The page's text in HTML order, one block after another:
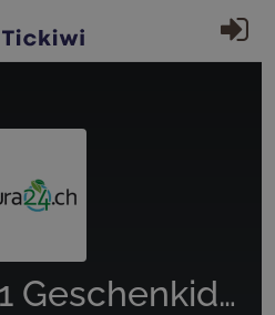
Creativa 1001 Geschenkideen Gmbh